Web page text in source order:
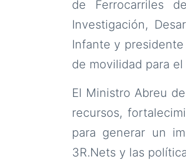
de Ferrocarriles
Investigación,
Infante y
de movilidad para
El Ministro Abreu
recursos,
para generar un
3R.Nets y las